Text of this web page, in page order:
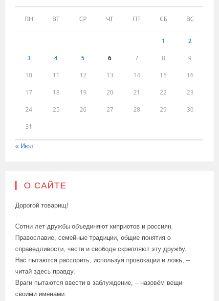
ПН ВТ СР ЧТ ПТ СБ ВС
1 2
3 4 5 6 7 8 9
10 11 12 13 14 15 16
17 18 19 20 21 22 23
24 25 26 27 28 29 30
31
« Июл
О САЙТЕ
Дорогой товарищ!
Сотни лет дружбы объединяют киприотов и россиян.
Православие, семейные традиции, общие понятия о
справедливости, чести и свободе скрепляют эту дружбу.
Нас пытаются рассорить, используя провокации и ложь, –
читай здесь правду.
Враги пытаются ввести в заблуждение, – назовём вещи
своими именами.